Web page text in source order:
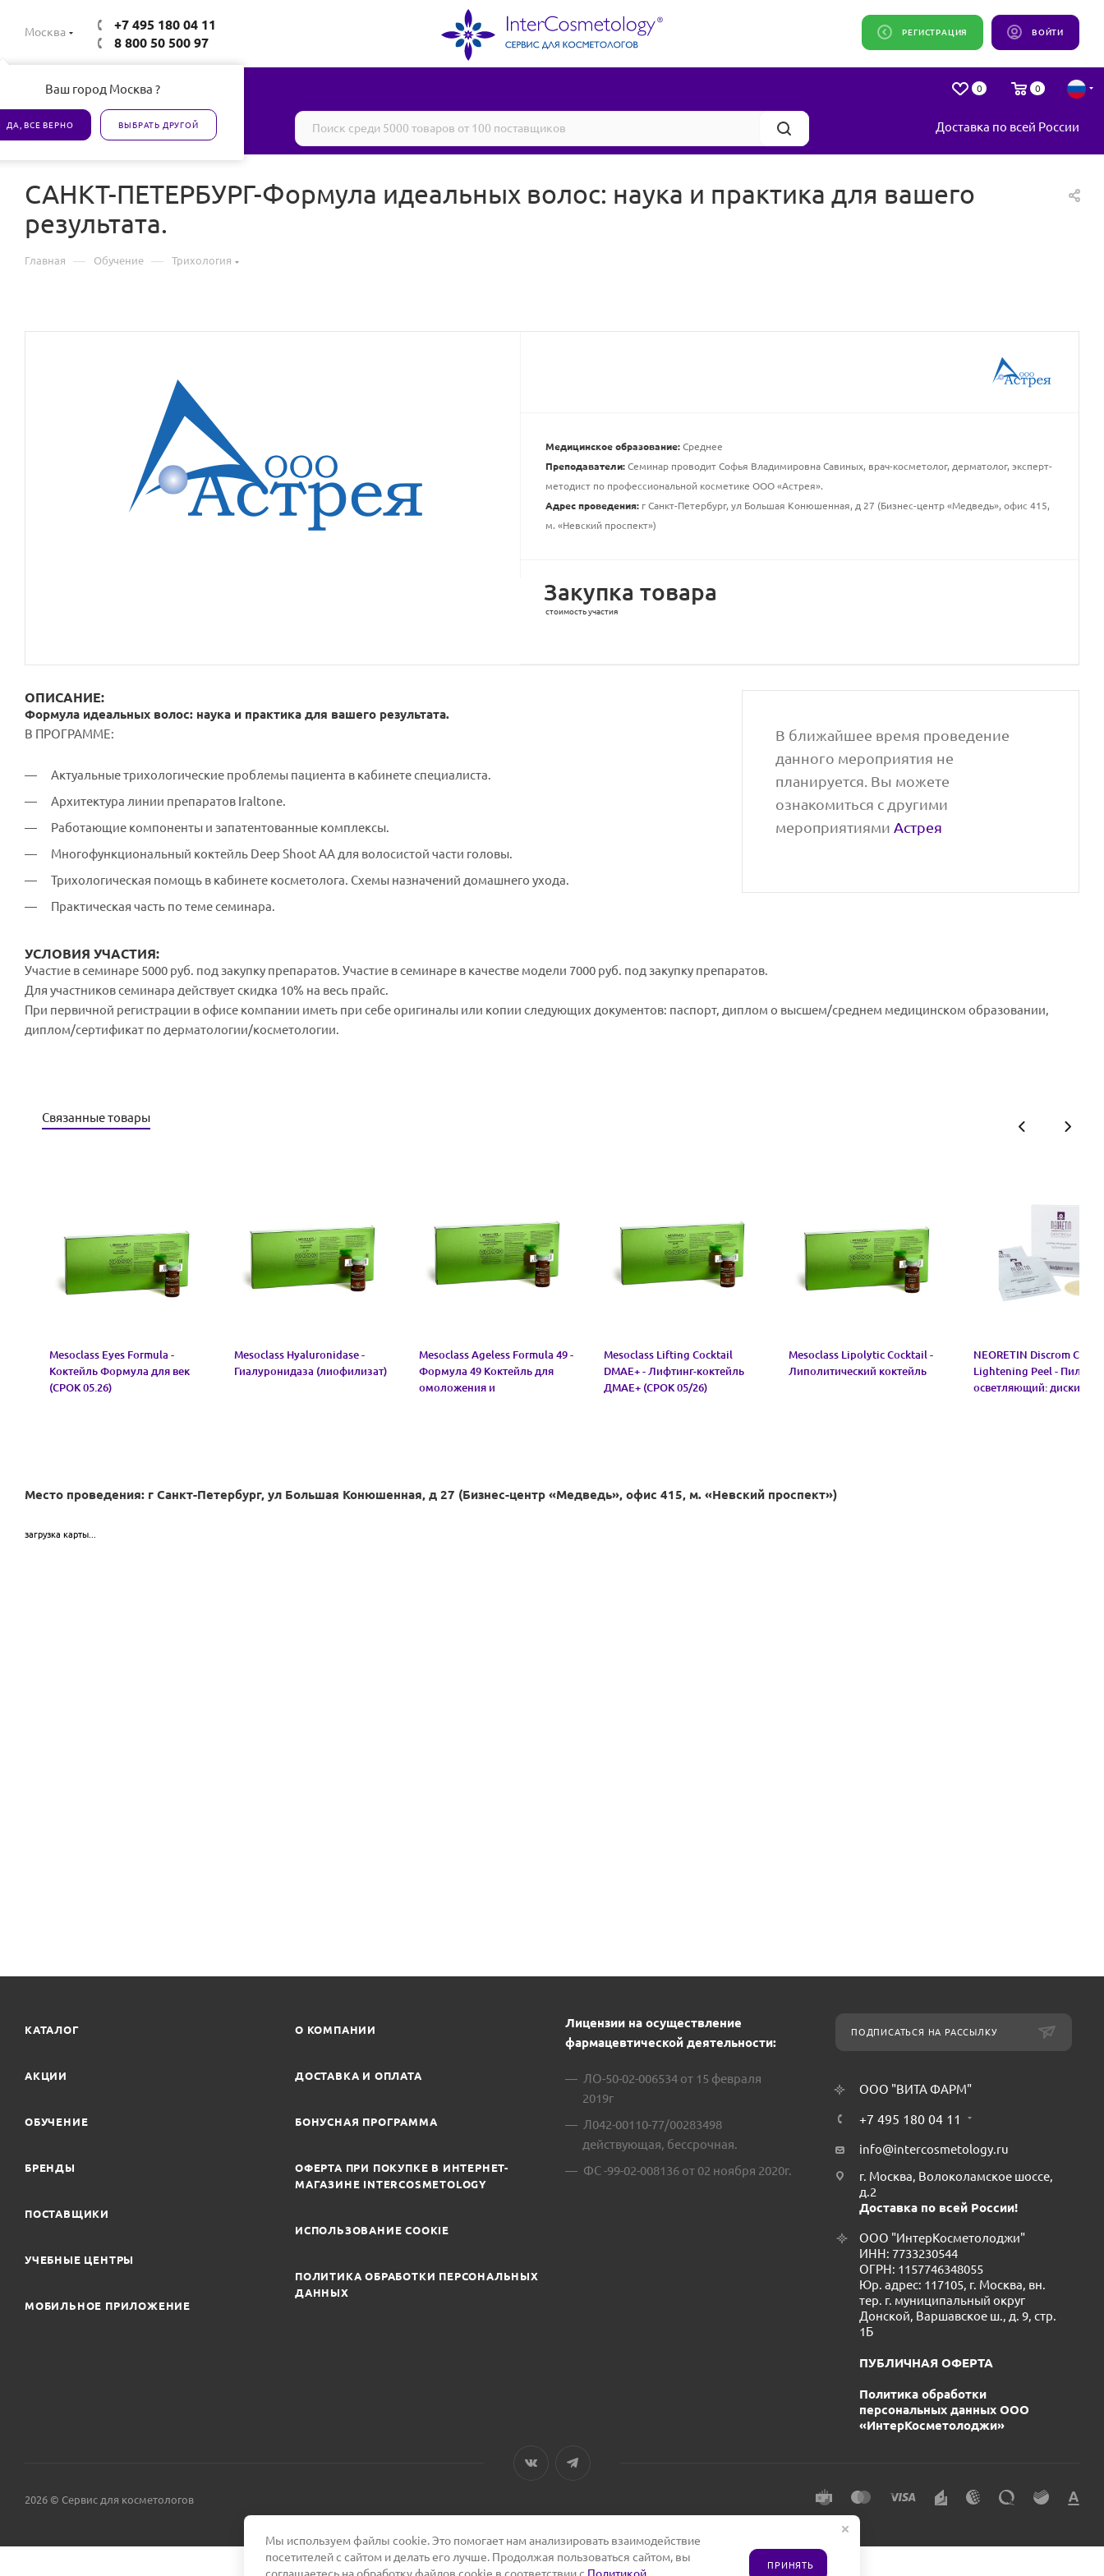
Москва
Ваш город Москва ?
ДА, ВСЕ ВЕРНО ВЫБРАТЬ ДРУГОЙ
+7 495 180 04 11
8 800 50 500 97
ВОЙТИ
РЕГИСТРАЦИЯ
0 0
Все товары сертифицированы Доставка по всей России
САНКТ-ПЕТЕРБУРГ-Формула идеальных волос: наука и практика для вашего
результата.
Главная — Обучение — Трихология
Медицинское образование:Среднее
Преподаватели:Семинар проводит Софья Владимировна Савиных, врач-косметолог, дерматолог, эксперт-
методист по профессиональной косметике ООО «Астрея».
Адрес проведения:г Санкт-Петербург, ул Большая Конюшенная, д 27 (Бизнес-центр «Медведь», офис 415,
м. «Невский проспект»)
Закупка товара
стоимость участия
В ближайшее время проведение
данного мероприятия не
планируется. Вы можете
ознакомиться с другими
мероприятиямиАстрея
ОПИСАНИЕ:
Формула идеальных волос: наука и практика для вашего результата.
В ПРОГРАММЕ:
Актуальные трихологические проблемы пациента в кабинете специалиста.
Архитектура линии препаратов Iraltone.
Работающие компоненты и запатентованные комплексы.
Многофункциональный коктейль Deep Shoot AA для волосистой части головы.
Трихологическая помощь в кабинете косметолога. Схемы назначений домашнего ухода.
Практическая часть по теме семинара.
УСЛОВИЯ УЧАСТИЯ:
Участие в семинаре 5000 руб. под закупку препаратов. Участие в семинаре в качестве модели 7000 руб. под закупку препаратов.
Для участников семинара действует скидка 10% на весь прайс.
При первичной регистрации в офисе компании иметь при себе оригиналы или копии следующих документов: паспорт, диплом о высшем/среднем медицинском образовании,
диплом/сертификат по дерматологии/косметологии.
Связанные товары
Mesoclass Eyes Formula -
Коктейль Формула для век
(СРОК 05.26)
Mesoclass Hyaluronidase -
Гиалуронидаза (лиофилизат)
Mesoclass Ageless Formula 49 -
Формула 49 Коктейль для
омоложения и
Mesoclass Lifting Cocktail
DMAE+ - Лифтинг-коктейль
ДМАЕ+ (СРОК 05/26)
Mesoclass Lipolytic Cocktail -
Липолитический коктейль
NEORETIN Discrom
Lightening Peel - Пилинг
осветляющий: диски с
Место проведения: г Санкт-Петербург, ул Большая Конюшенная, д 27 (Бизнес-центр «Медведь», офис 415, м. «Невский проспект»)
загрузка карты...
КАТАЛОГ
АКЦИИ
ОБУЧЕНИЕ
БРЕНДЫ
ПОСТАВЩИКИ
УЧЕБНЫЕ ЦЕНТРЫ
МОБИЛЬНОЕ ПРИЛОЖЕНИЕ
О КОМПАНИИ
ДОСТАВКА И ОПЛАТА
БОНУСНАЯ ПРОГРАММА
ОФЕРТА ПРИ ПОКУПКЕ В ИНТЕРНЕТ-
МАГАЗИНЕ INTERCOSMETOLOGY
ИСПОЛЬЗОВАНИЕ COOKIE
ПОЛИТИКА ОБРАБОТКИ ПЕРСОНАЛЬНЫХ
ДАННЫХ
Лицензии на осуществление
фармацевтической деятельности:
ЛО-50-02-006534 от 15 февраля
2019г
Л042-00110-77/00283498
действующая, бессрочная.
ФС -99-02-008136 от 02 ноября 2020г.
ПОДПИСАТЬСЯ НА РАССЫЛКУ
ООО "ВИТА ФАРМ"
+7 495 180 04 11
info@intercosmetology.ru
г. Москва, Волоколамское шоссе,
д.2
Доставка по всей России!
ООО "ИнтерКосметолоджи"
ИНН: 7733230544
ОГРН: 1157746348055
Юр. адрес: 117105, г. Москва, вн.
тер. г. муниципальный округ
Донской, Варшавское ш., д. 9, стр.
1Б
ПУБЛИЧНАЯ ОФЕРТА
Политика обработки
персональных данных ООО
«ИнтерКосметолоджи»
2026 © Сервис для косметологов
Мы используем файлы cookie. Это помогает нам анализировать взаимодействие
посетителей с сайтом и делать его лучше. Продолжая пользоваться сайтом, вы
ПРИНЯТЬ